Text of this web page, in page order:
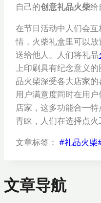
自己的创意礼品火柴给
在节日活动中人们会
情，火柴礼盒里可以
送给他人。人们将礼品
上印刷具有纪念意义
品火柴深受各大店家
用户满意度同时在用
店家，这多功能合一
青睐，人们在选择点火
文章标签： #礼品火柴
文章导航